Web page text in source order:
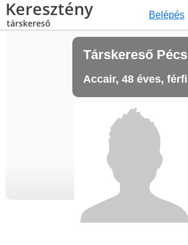
Keresztény
társkereső
Belépés
Társkereső Pécs
Accair, 48 éves, férfi